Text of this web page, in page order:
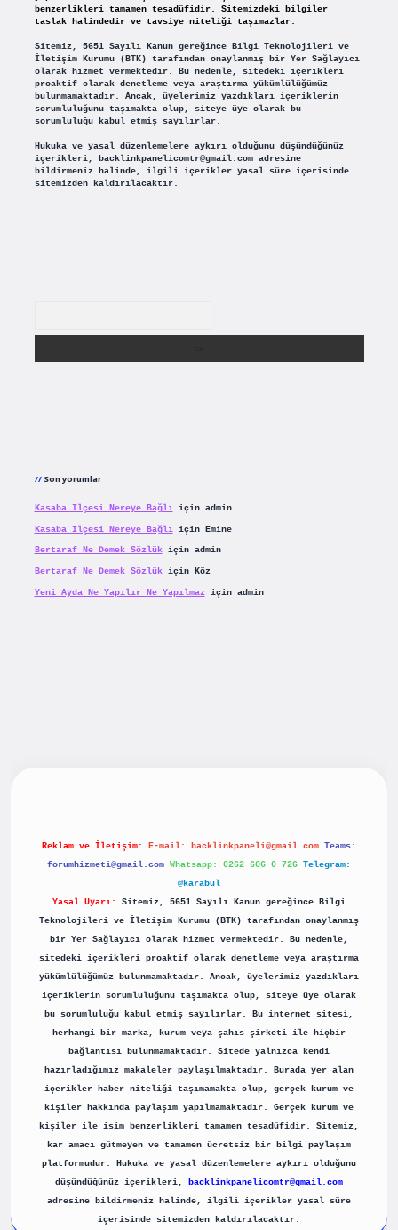
benzerlikleri tamamen tesadüfidir. Sitemizdeki bilgiler
taslak halindedir ve tavsiye niteliği taşımazlar.
Sitemiz, 5651 Sayılı Kanun gereğince Bilgi Teknolojileri ve
İletişim Kurumu (BTK) tarafından onaylanmış bir Yer Sağlayıcı
olarak hizmet vermektedir. Bu nedenle, sitedeki içerikleri
proaktif olarak denetleme veya araştırma yükümlülüğümüz
bulunmamaktadır. Ancak, üyelerimiz yazdıkları içeriklerin
sorumluluğunu taşımakta olup, siteye üye olarak bu
sorumluluğu kabul etmiş sayılırlar.
Hukuka ve yasal düzenlemelere aykırı olduğunu düşündüğünüz
içerikleri, backlinkpanelicomtr@gmail.comadresine
bildirmeniz halinde, ilgili içerikler yasal süre içerisinde
sitemizden kaldırılacaktır.
Son yorumlar
Kasaba Ilçesi Nereye Bağlıiçin admin
Kasaba Ilçesi Nereye Bağlıiçin Emine
Bertaraf Ne Demek Sözlükiçin admin
Bertaraf Ne Demek Sözlükiçin Köz
Yeni Ayda Ne Yapılır Ne Yapılmaziçin admin
Reklam ve İletişim: E-mail: backlinkpaneli@gmail.com Teams:
forumhizmeti@gmail.com Whatsapp: 0262 606 0 726 Telegram:
@karabul
Yasal Uyarı:
Sitemiz, 5651 Sayılı Kanun gereğince Bilgi
Teknolojileri ve İletişim Kurumu (BTK) tarafından onaylanmış
bir Yer Sağlayıcı olarak hizmet vermektedir. Bu nedenle,
sitedeki içerikleri proaktif olarak denetleme veya araştırma
yükümlülüğümüz bulunmamaktadır. Ancak, üyelerimiz yazdıkları
içeriklerin sorumluluğunu taşımakta olup, siteye üye olarak
bu sorumluluğu kabul etmiş sayılırlar. Bu internet sitesi,
herhangi bir marka, kurum veya şahıs şirketi ile hiçbir
bağlantısı bulunmamaktadır. Sitede yalnızca kendi
hazırladığımız makaleler paylaşılmaktadır. Burada yer alan
içerikler haber niteliği taşımamakta olup, gerçek kurum ve
kişiler hakkında paylaşım yapılmamaktadır. Gerçek kurum ve
kişiler ile isim benzerlikleri tamamen tesadüfidir. Sitemiz,
kar amacı gütmeyen ve tamamen ücretsiz bir bilgi paylaşım
platformudur. Hukuka ve yasal düzenlemelere aykırı olduğunu
düşündüğünüz içerikleri,
backlinkpanelicomtr@gmail.com
adresine bildirmeniz halinde, ilgili içerikler yasal süre
içerisinde sitemizden kaldırılacaktır.